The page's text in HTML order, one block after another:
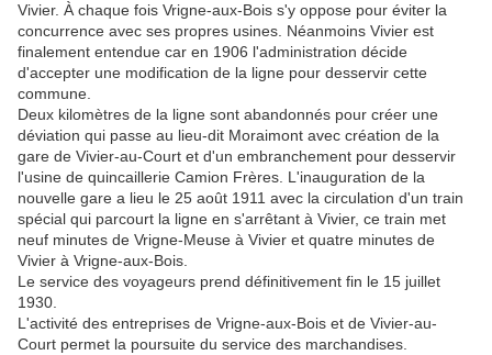
Vivier. À chaque fois Vrigne-aux-Bois s'y oppose pour éviter la
concurrence avec ses propres usines. Néanmoins Vivier est
finalement entendue car en 1906 l'administration décide
d'accepter une modification de la ligne pour desservir cette
commune.
Deux kilomètres de la ligne sont abandonnés pour créer une
déviation qui passe au lieu-dit Moraimont avec création de la
gare de Vivier-au-Court et d'un embranchement pour desservir
l'usine de quincaillerie Camion Frères. L'inauguration de la
nouvelle gare a lieu le 25 août 1911 avec la circulation d'un train
spécial qui parcourt la ligne en s'arrêtant à Vivier, ce train met
neuf minutes de Vrigne-Meuse à Vivier et quatre minutes de
Vivier à Vrigne-aux-Bois.
Le service des voyageurs prend définitivement fin le 15 juillet
1930.
L'activité des entreprises de Vrigne-aux-Bois et de Vivier-au-
Court permet la poursuite du service des marchandises.